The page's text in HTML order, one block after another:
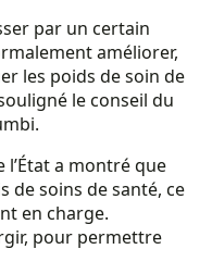
par un certain
améliorer,
les poids de soin de
le conseil du
l’État a montré que
de soins de santé, ce
en charge.
pour permettre